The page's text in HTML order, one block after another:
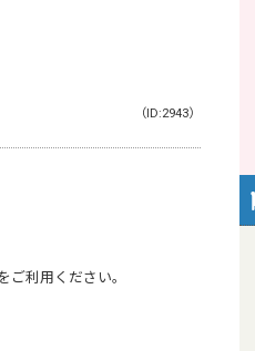
（ID:2943）
利用ください。